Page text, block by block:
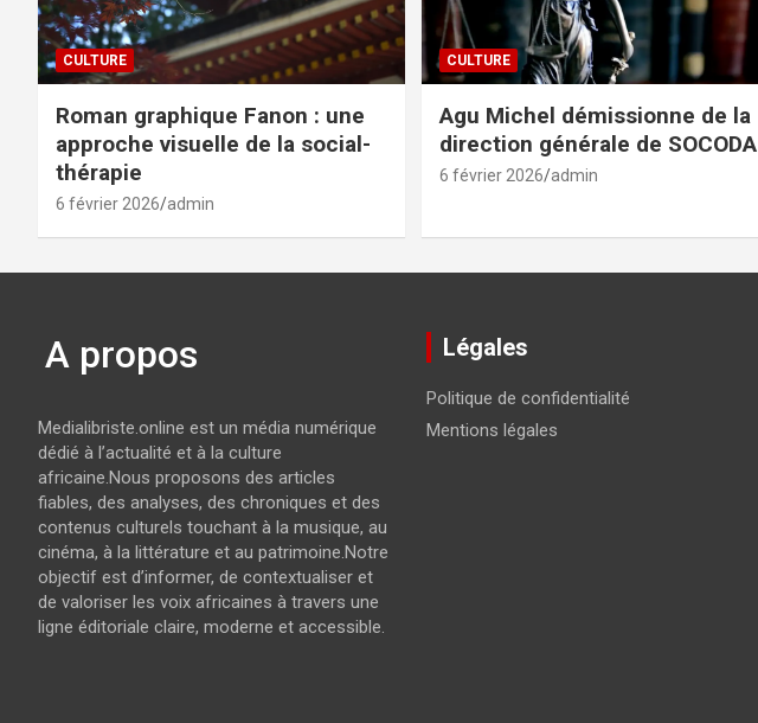
CULTURE
Roman graphique Fanon : une
approche visuelle de la social-
thérapie
6 février 2026 admin
CULTURE
Agu Michel démissionne de la
direction générale de SOCODA
6 février 2026 admin
A propos
Medialibriste.online est un média numérique
dédié à l’actualité et à la culture
africaine.Nous proposons des articles
fiables, des analyses, des chroniques et des
contenus culturels touchant à la musique, au
cinéma, à la littérature et au patrimoine.Notre
objectif est d’informer, de contextualiser et
de valoriser les voix africaines à travers une
ligne éditoriale claire, moderne et accessible.
Légales
Politique de confidentialité
Mentions légales